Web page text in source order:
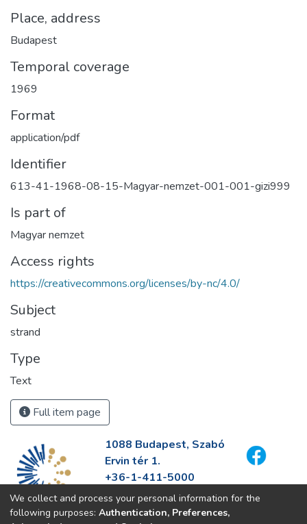
Place, address
Budapest
Temporal coverage
1969
Format
application/pdf
Identifier
613-41-1968-08-15-Magyar-nemzet-001-001-gizi999
Is part of
Magyar nemzet
Access rights
https://creativecommons.org/licenses/by-nc/4.0/
Subject
strand
Type
Text
Full item page
1088 Budapest, Szabó
Ervin tér 1.
+36-1-411-5000
info@fszek.hu
https://fszek.hu
We collect and process your personal information for the
following purposes: Authentication, Preferences,